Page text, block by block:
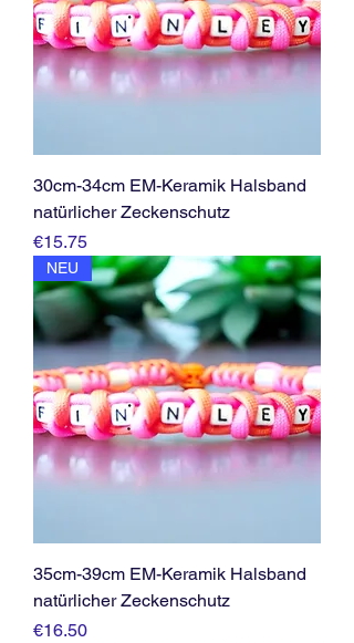
30cm-34cm EM-Keramik Halsband
natürlicher Zeckenschutz
Price
€15.75
NEU
35cm-39cm EM-Keramik Halsband
natürlicher Zeckenschutz
Price
€16.50